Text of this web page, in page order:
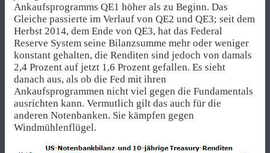
Ankaufsprogramms QE1 höher als zu Beginn. Das
Gleiche passierte im Verlauf von QE2 und QE3; seit dem
Herbst 2014, dem Ende von QE3, hat das Federal
Reserve System seine Bilanzsumme mehr oder weniger
konstant gehalten, die Renditen sind jedoch von damals
2,4 Prozent auf jetzt 1,6 Prozent gefallen. Es sieht
danach aus, als ob die Fed mit ihren
Ankaufsprogrammen nicht viel gegen die Fundamentals
ausrichten kann. Vermutlich gilt das auch für die
anderen Notenbanken. Sie kämpfen gegen
Windmühlenflügel.